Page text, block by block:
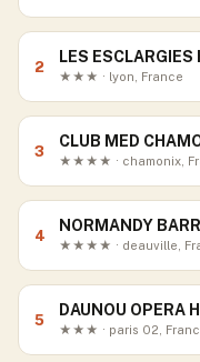
2
LES
★★★ · lyon, France
3
CLUB MED
★★★★ · chamonix,
4
NORMANDY
★★★★ · deauville,
5
DAUNOU OPERA
★★★ · paris 02,